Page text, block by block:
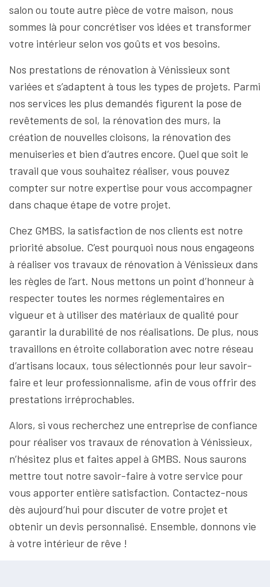
salon ou toute autre pièce de votre maison, nous
sommes là pour concrétiser vos idées et transformer
votre intérieur selon vos goûts et vos besoins.
Nos prestations de rénovation à Vénissieux sont
variées et s’adaptent à tous les types de projets. Parmi
nos services les plus demandés figurent la pose de
revêtements de sol, la rénovation des murs, la
création de nouvelles cloisons, la rénovation des
menuiseries et bien d’autres encore. Quel que soit le
travail que vous souhaitez réaliser, vous pouvez
compter sur notre expertise pour vous accompagner
dans chaque étape de votre projet.
Chez GMBS, la satisfaction de nos clients est notre
priorité absolue. C’est pourquoi nous nous engageons
à réaliser vos travaux de rénovation à Vénissieux dans
les règles de l’art. Nous mettons un point d’honneur à
respecter toutes les normes réglementaires en
vigueur et à utiliser des matériaux de qualité pour
garantir la durabilité de nos réalisations. De plus, nous
travaillons en étroite collaboration avec notre réseau
d’artisans locaux, tous sélectionnés pour leur savoir-
faire et leur professionnalisme, afin de vous offrir des
prestations irréprochables.
Alors, si vous recherchez une entreprise de confiance
pour réaliser vos travaux de rénovation à Vénissieux,
n’hésitez plus et faites appel à GMBS. Nous saurons
mettre tout notre savoir-faire à votre service pour
vous apporter entière satisfaction. Contactez-nous
dès aujourd’hui pour discuter de votre projet et
obtenir un devis personnalisé. Ensemble, donnons vie
à votre intérieur de rêve !